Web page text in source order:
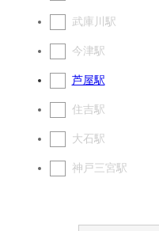
武庫川駅
今津駅
芦屋駅
住吉駅
大石駅
神戸三宮駅